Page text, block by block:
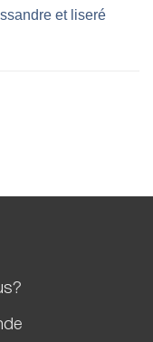
et liseré